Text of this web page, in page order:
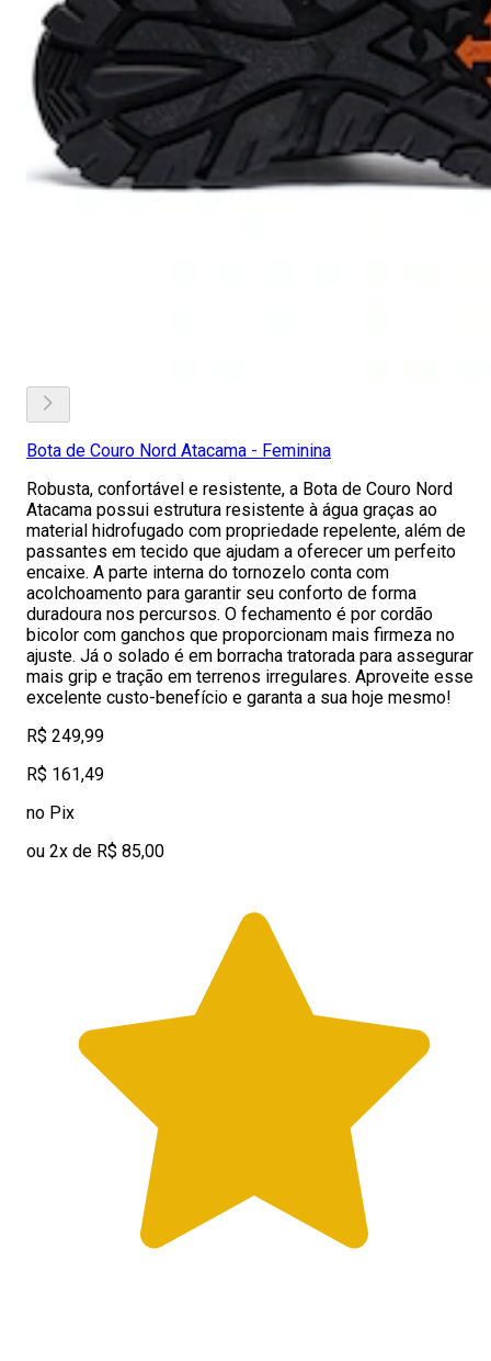
Bota de Couro Nord Atacama - Feminina
Robusta, confortável e resistente, a Bota de Couro Nord
Atacama possui estrutura resistente à água graças ao
material hidrofugado com propriedade repelente, além de
passantes em tecido que ajudam a oferecer um perfeito
encaixe. A parte interna do tornozelo conta com
acolchoamento para garantir seu conforto de forma
duradoura nos percursos. O fechamento é por cordão
bicolor com ganchos que proporcionam mais firmeza no
ajuste. Já o solado é em borracha tratorada para assegurar
mais grip e tração em terrenos irregulares. Aproveite esse
excelente custo-benefício e garanta a sua hoje mesmo!
R$ 249,99
R$ 161,49
no Pix
ou 2x de R$ 85,00